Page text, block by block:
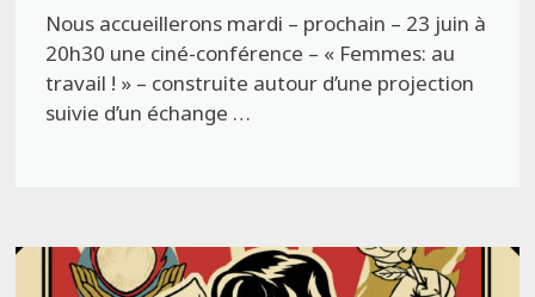
Nous accueillerons mardi – prochain – 23 juin à
20h30 une ciné-conférence – « Femmes: au
travail ! » – construite autour d’une projection
suivie d’un échange …